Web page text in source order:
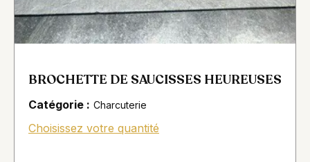
BROCHETTE DE SAUCISSES HEUREUSES
Catégorie : Charcuterie
Choisissez votre quantité